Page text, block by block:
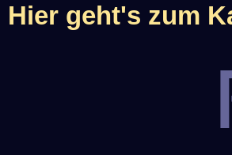
Hier geht's zum